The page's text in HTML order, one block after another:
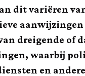
dit variëren
dreigende of
waarbij
en